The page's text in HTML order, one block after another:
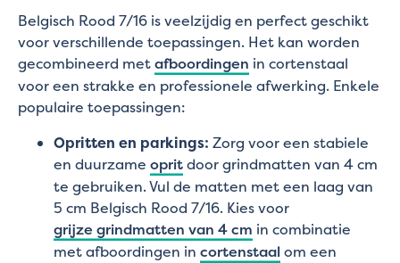
Belgisch Rood 7/16 is veelzijdig en perfect geschikt
voor verschillende toepassingen. Het kan worden
gecombineerd metafboordingen in cortenstaal
voor een strakke en professionele afwerking. Enkele
populaire toepassingen:
Opritten en parkings: Zorg voor een stabiele
en duurzame opritdoor grindmatten van 4 cm
te gebruiken. Vul de matten met een laag van
5 cm Belgisch Rood 7/16. Kies voor
grijze grindmatten van 4 cm in combinatie
met afboordingen in cortenstaal om een